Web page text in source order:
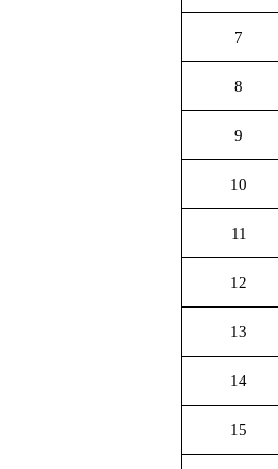
7
8
9
10
11
12
13
14
15